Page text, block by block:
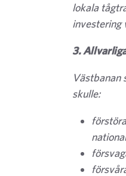
lokala
investering
3.
Västbanan
skulle: